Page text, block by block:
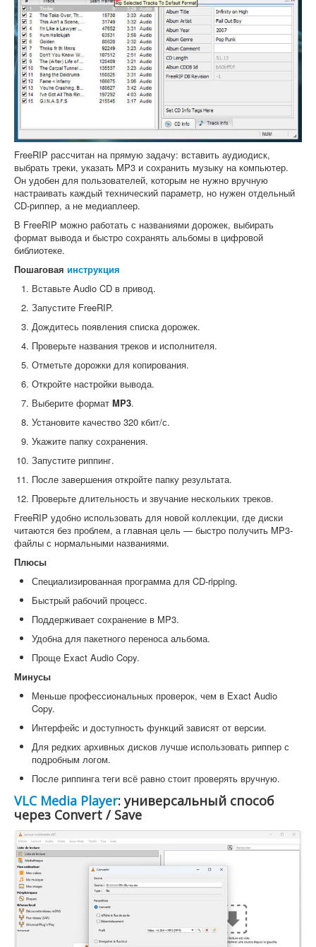
FreeRIP рассчитан на прямую задачу: вставить аудиодиск,
выбрать треки, указать MP3 и сохранить музыку на компьютер.
Он удобен для пользователей, которым не нужно вручную
настраивать каждый технический параметр, но нужен отдельный
CD-риппер, а не медиаплеер.
В FreeRIP можно работать с названиями дорожек, выбирать
формат вывода и быстро сохранять альбомы в цифровой
библиотеке.
Пошаговая инструкция
Вставьте Audio CD в привод.
Запустите FreeRIP.
Дождитесь появления списка дорожек.
Проверьте названия треков и исполнителя.
Отметьте дорожки для копирования.
Откройте настройки вывода.
Выберите формат MP3.
Установите качество 320 кбит/с.
Укажите папку сохранения.
Запустите риппинг.
После завершения откройте папку результата.
Проверьте длительность и звучание нескольких треков.
FreeRIP удобно использовать для новой коллекции, где диски
читаются без проблем, а главная цель — быстро получить MP3-
файлы с нормальными названиями.
Плюсы
Специализированная программа для CD-ripping.
Быстрый рабочий процесс.
Поддерживает сохранение в MP3.
Удобна для пакетного переноса альбома.
Проще Exact Audio Copy.
Минусы
Меньше профессиональных проверок, чем в Exact Audio
Copy.
Интерфейс и доступность функций зависят от версии.
Для редких архивных дисков лучше использовать риппер с
подробным логом.
После риппинга теги всё равно стоит проверять вручную.
VLC Media Player: универсальный способ
через Convert / Save